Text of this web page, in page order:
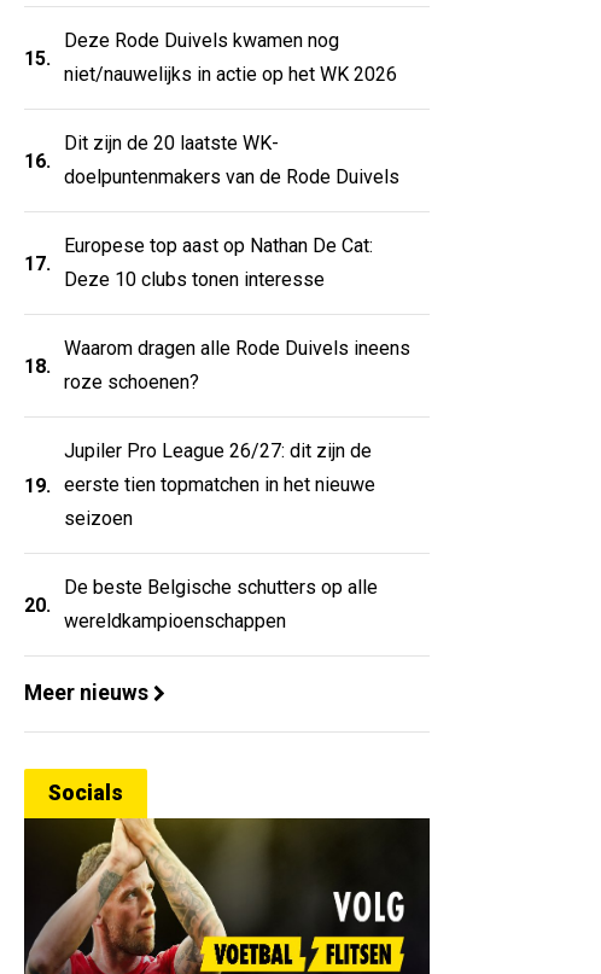
15.
Deze Rode Duivels kwamen nog
niet/nauwelijks in actie op het WK 2026
16.
Dit zijn de 20 laatste WK-
doelpuntenmakers van de Rode Duivels
17.
Europese top aast op Nathan De Cat:
Deze 10 clubs tonen interesse
18.
Waarom dragen alle Rode Duivels ineens
roze schoenen?
19.
Jupiler Pro League 26/27: dit zijn de
eerste tien topmatchen in het nieuwe
seizoen
20.
De beste Belgische schutters op alle
wereldkampioenschappen
Meer nieuws
Socials